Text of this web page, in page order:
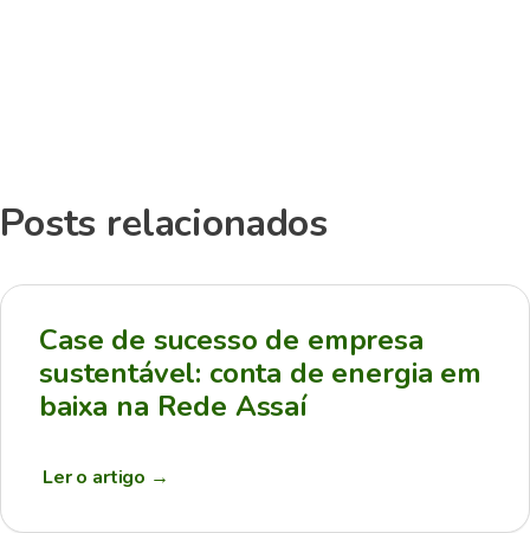
Posts relacionados
Case de sucesso de empresa
sustentável: conta de energia em
baixa na Rede Assaí
Ler o artigo →